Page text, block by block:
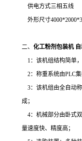
供电方式三相五线
外形尺寸
二、 化工粉剂包装机
1：该机组结构简单
2：称重系统由PLC
3：该机组由全自动
成；
4：机械部分由卧式
量速度快、精度高；